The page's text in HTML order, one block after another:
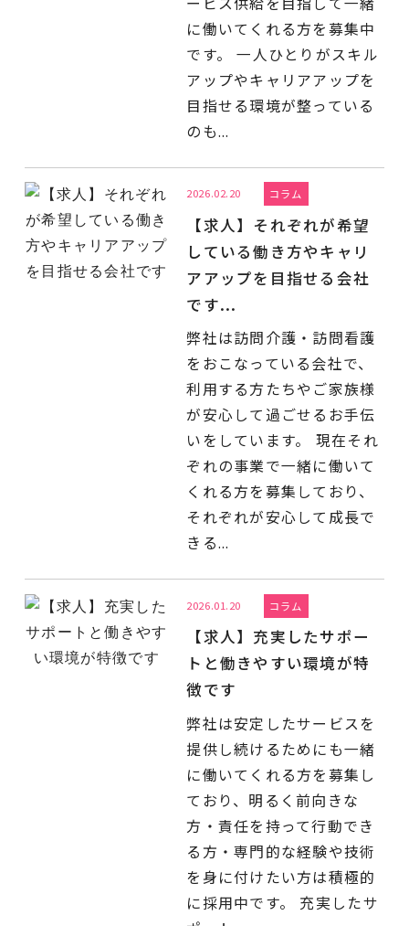
に働いてくれる方を募集中
です。 一人ひとりがスキル
アップやキャリアアップを
目指せる環境が整っている
のも...
2026.02.20 コラム
【求人】それぞれが希望
している働き方やキャリ
アアップを目指せる会社
です...
弊社は訪問介護・訪問看護
をおこなっている会社で、
利用する方たちやご家族様
が安心して過ごせるお手伝
いをしています。 現在それ
ぞれの事業で一緒に働いて
くれる方を募集しており、
それぞれが安心して成長で
きる...
2026.01.20 コラム
【求人】充実したサポー
トと働きやすい環境が特
徴です
弊社は安定したサービスを
提供し続けるためにも一緒
に働いてくれる方を募集し
ており、明るく前向きな
方・責任を持って行動でき
る方・専門的な経験や技術
を身に付けたい方は積極的
に採用中です。 充実したサ